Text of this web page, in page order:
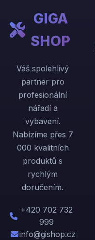
GIGA
SHOP
Váš spolehlivý
partner pro
profesionální
nářadí a
vybavení.
Nabízíme přes 7
000 kvalitních
produktů s
rychlým
doručením.
+420 702 732
999
info@gishop.cz